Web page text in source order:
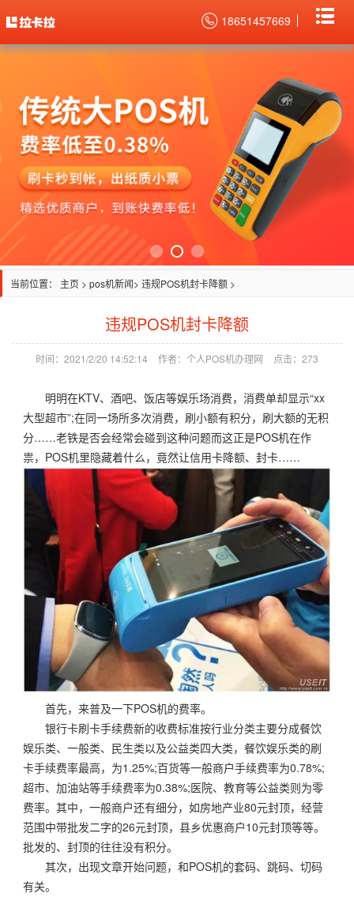
18651457669
当前位置： 主页 > pos机新闻> 违规POS机封卡降额 >
违规POS机封卡降额
时间：2021/2/20 14:52:14 作者：个人POS机办理网 点击： 273
明明在KTV、酒吧、饭店等娱乐场消费，消费单却显示“xx
大型超市”;在同一场所多次消费，刷小额有积分，刷大额的无积
分……老铁是否会经常会碰到这种问题而这正是POS机在作
祟，POS机里隐藏着什么，竟然让信用卡降额、封卡……
首先，来普及一下POS机的费率。
银行卡刷卡手续费新的收费标准按行业分类主要分成餐饮
娱乐类、一般类、民生类以及公益类四大类，餐饮娱乐类的刷
卡手续费率最高，为1.25%;百货等一般商户手续费率为0.78%;
超市、加油站等手续费率为0.38%;医院、教育等公益类则为零
费率。其中，一般商户还有细分，如房地产业80元封顶，经营
范围中带批发二字的26元封顶，县乡优惠商户10元封顶等等。
批发的、封顶的往往没有积分。
其次，出现文章开始问题，和POS机的套码、跳码、切码
有关。